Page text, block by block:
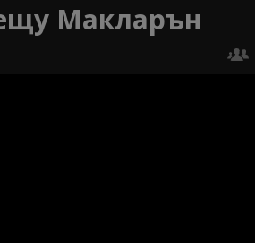
Макларън